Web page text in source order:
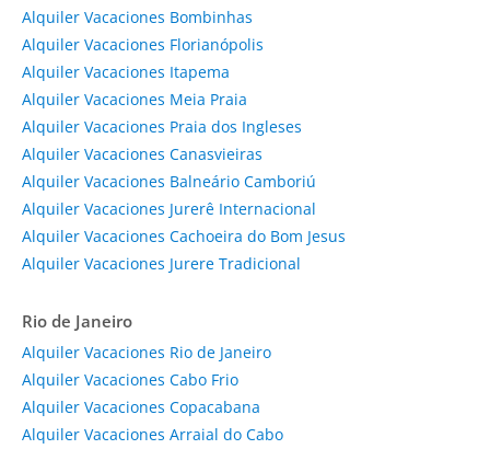
Alquiler Vacaciones Bombinhas
Alquiler Vacaciones Florianópolis
Alquiler Vacaciones Itapema
Alquiler Vacaciones Meia Praia
Alquiler Vacaciones Praia dos Ingleses
Alquiler Vacaciones Canasvieiras
Alquiler Vacaciones Balneário Camboriú
Alquiler Vacaciones Jurerê Internacional
Alquiler Vacaciones Cachoeira do Bom Jesus
Alquiler Vacaciones Jurere Tradicional
Rio de Janeiro
Alquiler Vacaciones Rio de Janeiro
Alquiler Vacaciones Cabo Frio
Alquiler Vacaciones Copacabana
Alquiler Vacaciones Arraial do Cabo